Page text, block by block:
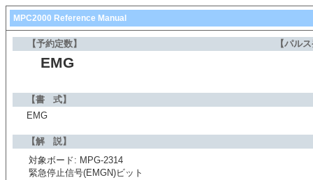
MPC2000 Reference Manual
【予約定数】 【パル
EMG
【書 式】
EMG
【解 説】
対象ボード: MPG-2314
緊急停止信号(EMGN)ビット